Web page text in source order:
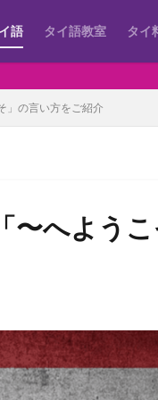
語 タイ語教室 タイ
▼
」の言い方をご紹介
〜へよう